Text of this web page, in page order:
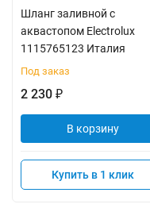
Шланг заливной с
аквастопом Electrolux
1115765123 Италия
Под заказ
2 230 ₽
В корзину
Купить в 1 клик